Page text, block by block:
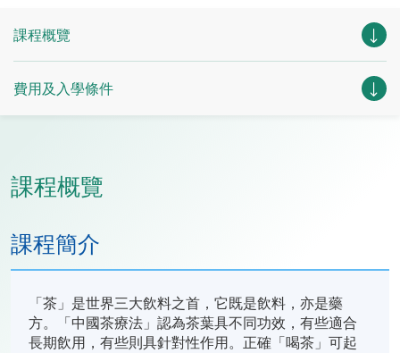
課程概覽
費用及入學條件
課程概覽
課程簡介
「茶」是世界三大飲料之首，它既是飲料，亦是藥
方。「中國茶療法」認為茶葉具不同功效，有些適合
長期飲用，有些則具針對性作用。正確「喝茶」可起